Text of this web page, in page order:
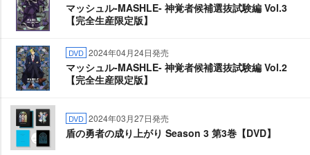
マッシュル-MASHLE- 神覚者候補選抜試験編 Vol.3
【完全生産限定版】
DVD 2024年04月24日発売
マッシュル-MASHLE- 神覚者候補選抜試験編 Vol.2
【完全生産限定版】
DVD 2024年03月27日発売
盾の勇者の成り上がり Season 3 第3巻【DVD】